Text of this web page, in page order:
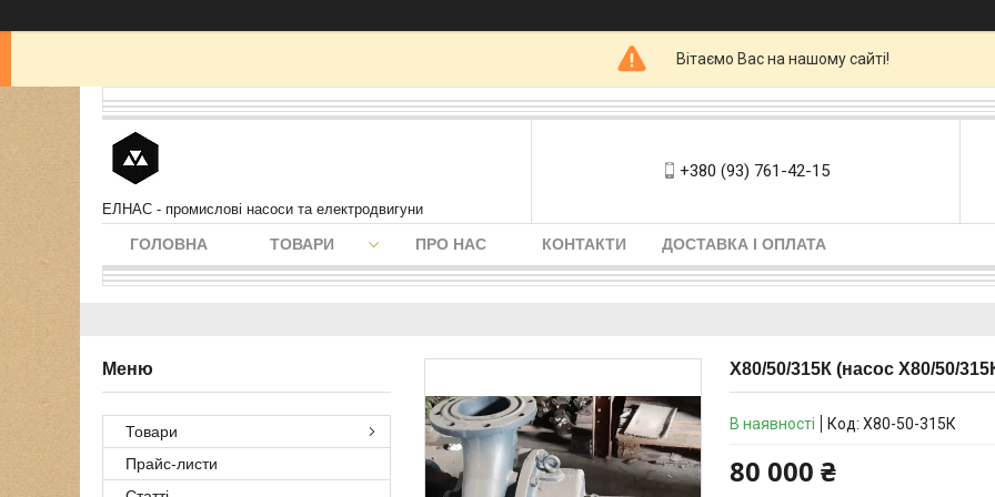
Вітаємо Вас на нашому сайті!
ЕЛНАС - промислові насоси та електродвигуни
+380 (93) 761-42-15
ГОЛОВНА ТОВАРИ ПРО НАС КОНТАКТИ ДОСТАВКА І ОПЛАТА
Х80/50/315К (насос Х80/50/
В наявності Код: Х80-50-315К
80 000 ₴
Товари
Прайс-листи